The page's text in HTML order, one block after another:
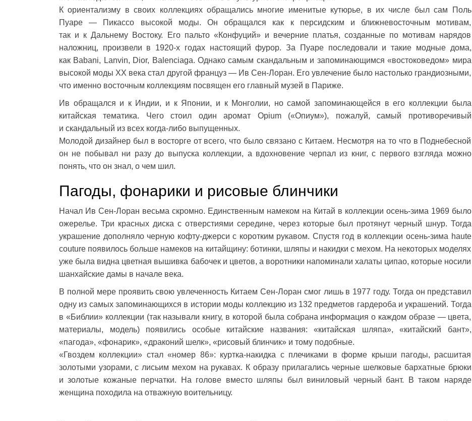
К ориентализму в своих коллекциях обращались многие именитые кутюрье, в их числе был сам Поль
Пуаре — Пикассо высокой моды. Он обращался как к персидским и ближневосточным мотивам,
так и к Дальнему Востоку. Его пальто «Конфуций» и вечерние платья, созданные по мотивам нарядов
наложниц, произвели в 1920-х годах настоящий фурор. За Пуаре последовали и такие модные дома,
как Babani, Lanvin, Dior, Balenciaga. Однако самым скандальным и запоминающимся «востоковедом» мира
высокой моды XX века стал другой француз — Ив Сен-Лоран. Его увлечение было настолько грандиозными,
что именно восточным коллекциям посвящен его главный музей в Париже.
Ив обращался и к Индии, и к Японии, и к Монголии, но самой запоминающейся в его коллекции была
китайская тематика. Чего стоил один аромат Opium («Опиум»), пожалуй, самый противоречивый
и скандальный из всех когда-либо выпущенных.
Молодой дизайнер был в восторге от всего, что было связано с Китаем. Несмотря на то что в Поднебесной
он не побывал ни разу до выпуска коллекции, а вдохновение черпал из книг, с первого взгляда можно
понять, что он знал, о чем шил.
Пагоды, фонарики и рисовые блинчики
Начал Ив Сен-Лоран весьма скромно. Единственным намеком на Китай в коллекции осень-зима 1969 было
ожерелье. Три красных диска с отверстиями середине, через которые был протянут черный шнур. Тогда
украшение дополняло черную кофту-джерси с коротким рукавом. Спустя год в коллекции осень-зима haute
couture появилось больше намеков на китайщину: ботинки, шляпы и накидки с мехом. На некоторых моделях
уже была видна цветная вышивка бабочек и цветов, а воротники напоминали халаты ципао, которые носили
шанхайские дамы в начале века.
В полной мере проявить свою увлеченность Китаем Сен-Лоран смог лишь в 1977 году. Тогда он представил
одну из самых запоминающихся в истории моды коллекцию из 132 предметов гардероба и украшений. Тогда
в «Библии» коллекции (так называли книгу, в которой была собрана информация о каждом образе — цвета,
материалы, модель) появились особые китайские названия: «китайская шляпа», «китайский бант»,
«пагода», «фонарик», «драконий шелк», «рисовый блинчик» и тому подобные.
«Гвоздем коллекции» стал «номер 86»: куртка-накидка с плечиками в форме крыши пагоды, расшитая
золотыми узорами, с лисьим мехом на рукавах. К образу прилагались черные шелковые бархатные брюки
и золотые кожаные перчатки. На голове вместо шляпы был виниловый черный бант. В таком наряде
женщина походила на отважную воительницу.